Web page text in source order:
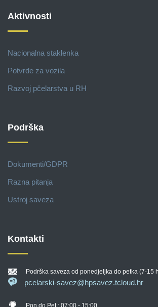
Aktivnosti
Nacionalna staklenka
Potvrde za vozila
Razvoj pčelarstva u RH
Podrška
Dokumenti/GDPR
Razna pitanja
Ustroj saveza
Kontakti
Podrška saveza od ponedjeljka do petka (7-15
pcelarski-savez@hpsavez.tcloud.hr
Pon do Pet : 07:00 - 15:00